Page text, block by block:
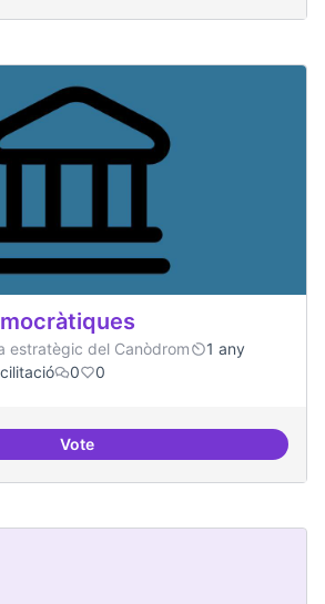
estratègic del Canòdrom
1 any
0 0
VoteTrobades democràtiques